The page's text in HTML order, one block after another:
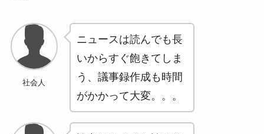
社会人
ニュースは読んでも長
いからすぐ飽きてしま
う、議事録作成も時間
がかかって大変。。。